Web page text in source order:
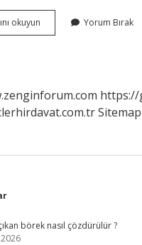
okuyun
Kaç
Yorum Bırak
https://
Sitemap
börek nasıl çözdürülür ?